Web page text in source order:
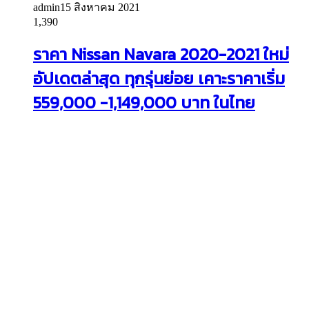
admin15 สิงหาคม 2021
1,390
ราคา Nissan Navara 2020-2021 ใหม่
อัปเดตล่าสุด ทุกรุ่นย่อย เคาะราคาเริ่ม
559,000 -1,149,000 บาท ในไทย